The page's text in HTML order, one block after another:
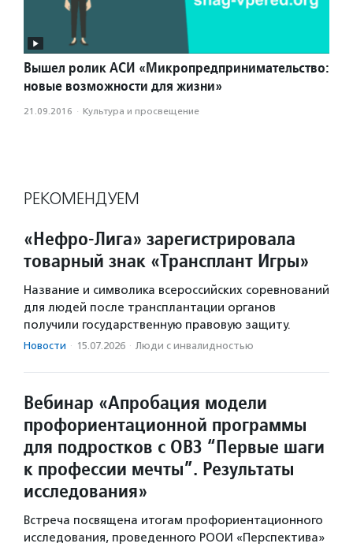
Вышел ролик АСИ «Микропредпринимательство:
новые возможности для жизни»
21.09.2016 · Культура и просвещение
РЕКОМЕНДУЕМ
«Нефро-Лига» зарегистрировала
товарный знак «Трансплант Игры»
Название и символика всероссийских соревнований
для людей после трансплантации органов
получили государственную правовую защиту.
Новости · 15.07.2026 · Люди с инвалидностью
Вебинар «Апробация модели
профориентационной программы
для подростков с ОВЗ “Первые шаги
к профессии мечты”. Результаты
исследования»
Встреча посвящена итогам профориентационного
исследования, проведенного РООИ «Перспектива»